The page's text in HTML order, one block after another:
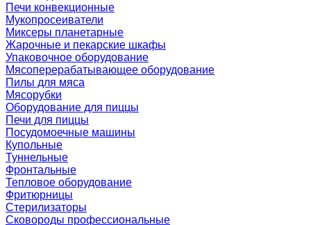
Печи конвекционные
Мукопросеиватели
Миксеры планетарные
Жарочные и пекарские шкафы
Упаковочное оборудование
Мясоперерабатывающее оборудование
Пилы для мяса
Мясорубки
Оборудование для пиццы
Печи для пиццы
Посудомоечные машины
Купольные
Туннельные
Фронтальные
Тепловое оборудование
Фритюрницы
Стерилизаторы
Сковороды профессиональные